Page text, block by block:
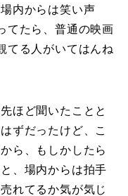
内からは笑い声
てたら、普通の映画
てる人がいてはんね
ほど聞いたことと
ずだったけど、こ
ら、もしかしたら
、場内からは拍手
れてるか気が気じ